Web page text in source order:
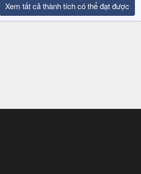
Xem tất cả thành tích có thể đạt được